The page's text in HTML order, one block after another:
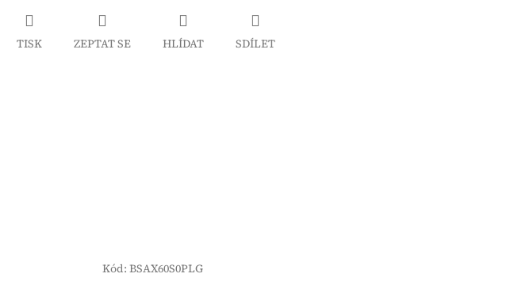
TISK ZEPTAT SE HLÍDAT SDÍLET
Kód: BSAX60S0PLG